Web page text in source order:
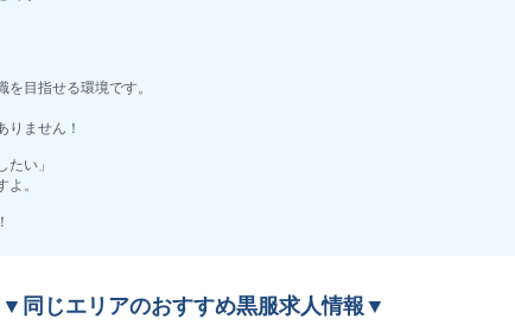
目指せる環境です。
りません！
たい」
。
▼同じエリアのおすすめ黒服求人情報▼